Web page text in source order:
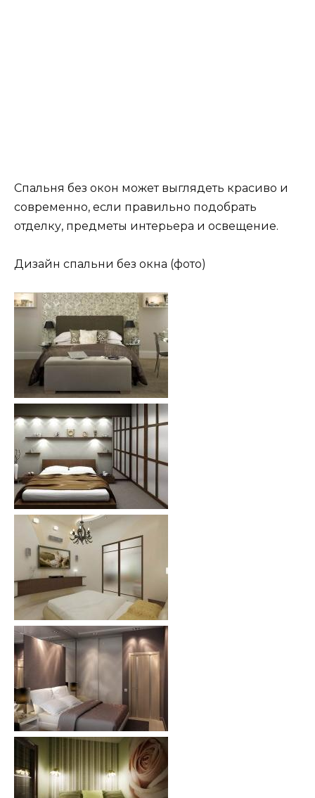
Спальня без окон может выглядеть красиво и
современно, если правильно подобрать
отделку, предметы интерьера и освещение.
Дизайн спальни без окна (фото)